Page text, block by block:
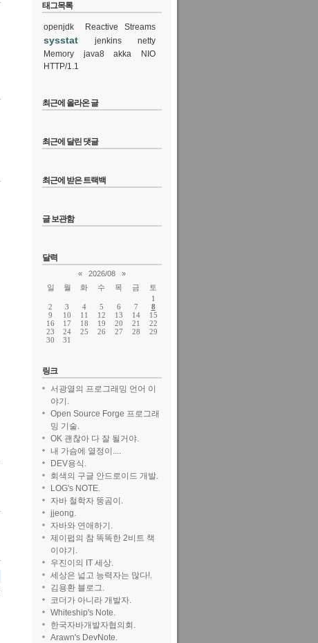
태그목록
openjdk Reactive Streams
sysstat jenkins
netty
Memory
java8 akka
NIO
HTTP/1.1
최근에 올라온 글
최근에 달린 댓글
최근에 받은 트랙백
글 보관함
달력
« 2026/08
»
일
월 화 수 목 금
토
1
2
3 4 5 6 7
8
9
10 11 12 13 14
15
16
17 18 19 20 21
22
23
24 25 26 27 28
29
30
31
링크
서광열의 프로그래밍 언어 이
야기.
Open Source Forge 프로그래
밍 기술.
OK 괜찮아 다 잘 될거야.
내 가슴에 열정이....
DEV용식.
회색의 구글 안드로이드 개발.
LOG's NOTE.
자바 철학자 뚱곰이.
jjeong.
자바와 연애하기.
제이펍의 참 똑똑한 2비트 책
이야기.
우진이의 IT 세상.
세상은 넓고 능력자는 많다!.
김용환 블로그.
코더가 아니라 개발자.
Whiteship's Note.
한국자바개발자협의회.
Arawn's DevNote.